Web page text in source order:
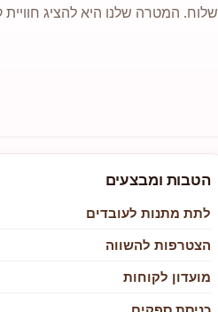
המטרה שלנו היא להציג
הטבות ומבצעים
לתת מתנות לעובדים
הצטרפות להשווה
מועדון לקוחות